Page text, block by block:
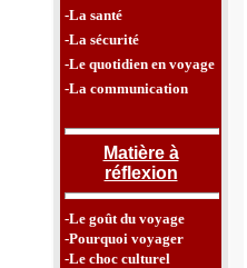
-La santé
-La sécurité
-Le quotidien en voyage
-La communication
Matière à
réflexion
-Le goût du voyage
-Pourquoi voyager
-Le choc culturel